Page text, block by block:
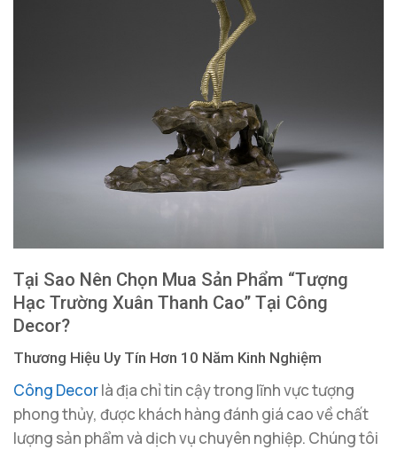
Tại Sao Nên Chọn Mua Sản Phẩm “Tượng
Hạc Trường Xuân Thanh Cao” Tại Công
Decor?
Thương Hiệu Uy Tín Hơn 10 Năm Kinh Nghiệm
Công Decorlà địa chỉ tin cậy trong lĩnh vực tượng
phong thủy, được khách hàng đánh giá cao về chất
lượng sản phẩm và dịch vụ chuyên nghiệp. Chúng tôi